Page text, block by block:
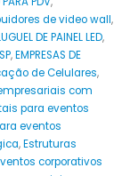
de video wall,
DE PAINEL LED,
,EMPRESAS DE
de Celulares,
com
para eventos
eventos
,Estruturas
corporativos